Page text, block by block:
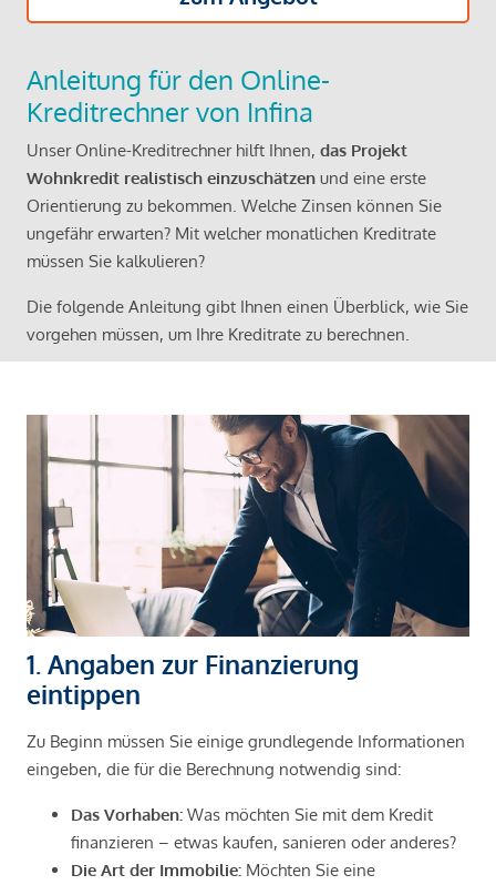
Anleitung für den Online-
Kreditrechner von Infina
Unser Online-Kreditrechner hilft Ihnen, das Projekt
Wohnkredit realistisch einzuschätzen und eine erste
Orientierung zu bekommen. Welche Zinsen können Sie
ungefähr erwarten? Mit welcher monatlichen Kreditrate
müssen Sie kalkulieren?
Die folgende Anleitung gibt Ihnen einen Überblick, wie Sie
vorgehen müssen, um Ihre Kreditrate zu berechnen.
1. Angaben zur Finanzierung
eintippen
Zu Beginn müssen Sie einige grundlegende Informationen
eingeben, die für die Berechnung notwendig sind:
Das Vorhaben: Was möchten Sie mit dem Kredit
finanzieren – etwas kaufen, sanieren oder anderes?
Die Art der Immobilie: Möchten Sie eine